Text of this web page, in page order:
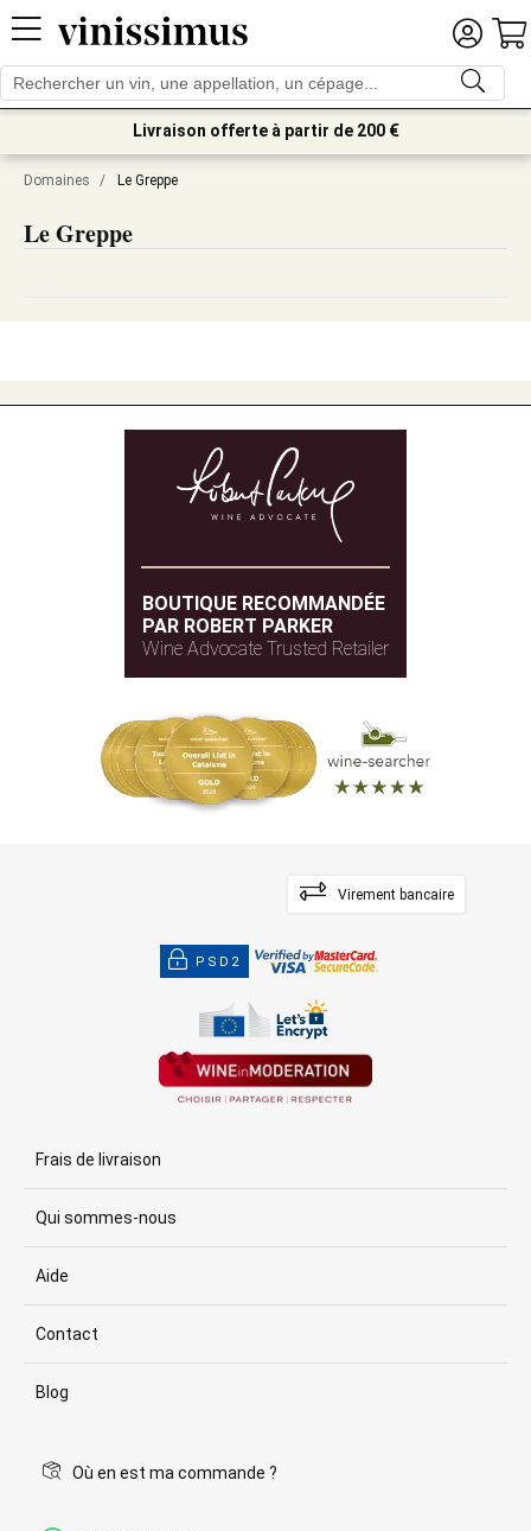
Livraison offerte à partir de 200 €
Domaines / Le Greppe
Le Greppe
BOUTIQUE RECOMMANDÉE
PAR ROBERT PARKER
Wine Advocate Trusted Retailer
Virement bancaire
PSD2
Frais de livraison
Qui sommes-nous
Aide
Contact
Blog
Où en est ma commande ?